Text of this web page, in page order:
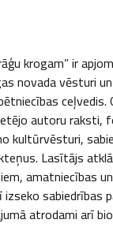
krogam” ir
novada vēsturi
ceļvedis.
autoru raksti,
kultūrvēsturi,
Lasītājs
amatniecības
sabiedrības
atrodami arī